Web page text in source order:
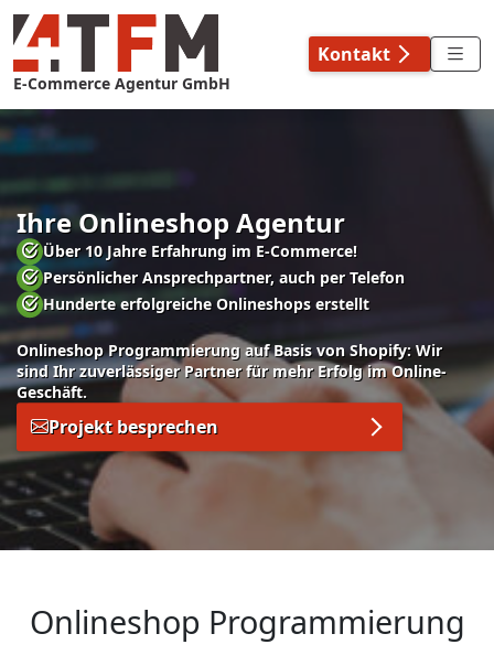
Skip
to
content
E-Commerce Agentur GmbH
Kontakt
Ihre Onlineshop Agentur
Über 10 Jahre Erfahrung im E-Commerce!
Persönlicher Ansprechpartner, auch per Telefon
Hunderte erfolgreiche Onlineshops erstellt
Onlineshop Programmierung auf Basis von Shopify: Wir
sind Ihr zuverlässiger Partner für mehr Erfolg im Online-
Geschäft.
Projekt besprechen
Onlineshop Programmierung